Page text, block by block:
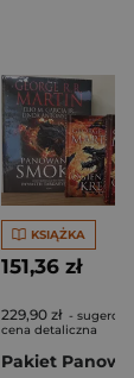
KSIĄŻKA
151,36 zł
229,90 zł -
cena detaliczna